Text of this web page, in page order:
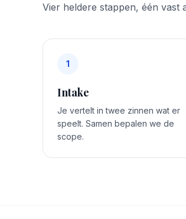
Vier heldere stappen, één vast
1
Intake
Je vertelt in twee zinnen wat er
speelt. Samen bepalen we de
scope.